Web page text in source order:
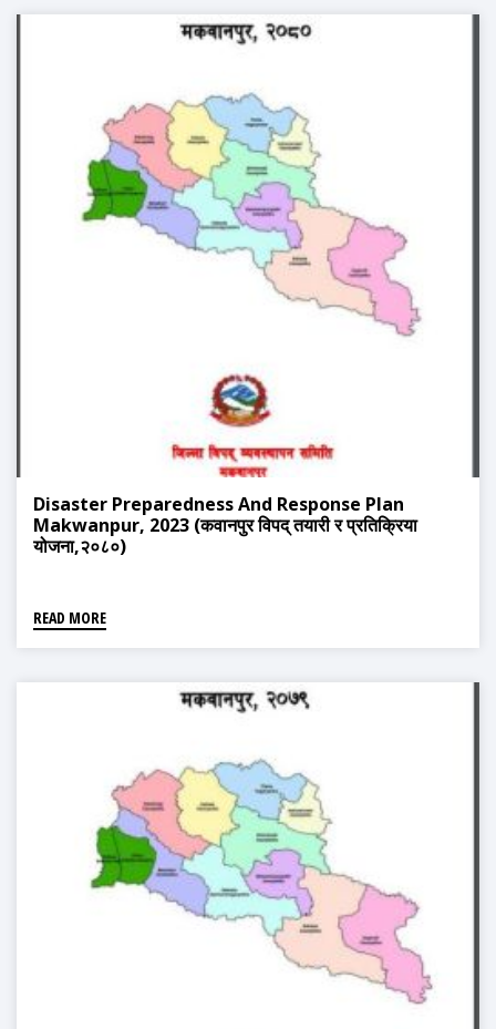
Disaster Preparedness And Response Plan
Makwanpur, 2023 (कवानपुर विपद् तयारी र प्रतिक्रिया
योजना,२०८०)
READ MORE